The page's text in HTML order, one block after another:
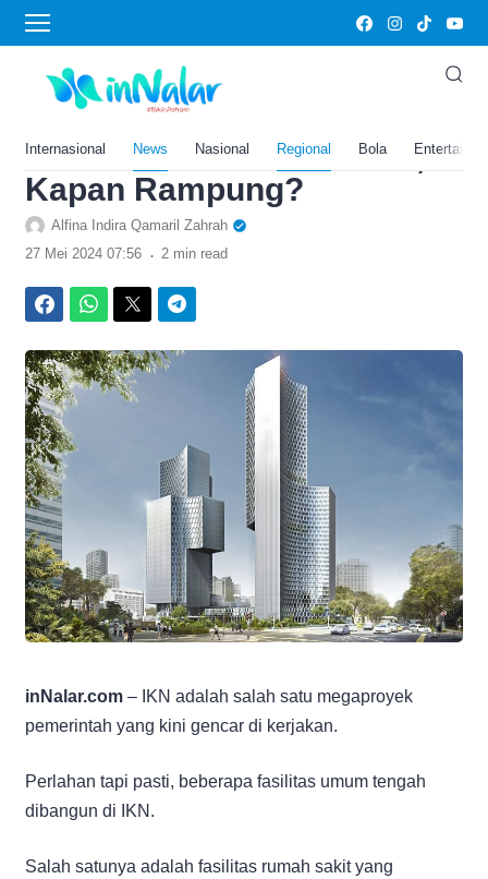
Internasional News Nasional Regional Bola
Home›News
Gerus Anggaran Sebesar
Rp550 Miliar, Intip Fasilitas
Mewah RS Vertikal di IKN,
Kapan Rampung?
Alfina Indira Qamaril Zahrah
27 Mei 2024 07:56 . 2 min read
inNalar.com – IKN adalah salah satu megaproyek
pemerintah yang kini gencar di kerjakan.
Perlahan tapi pasti, beberapa fasilitas umum tengah
dibangun di IKN.
Salah satunya adalah fasilitas rumah sakit yang